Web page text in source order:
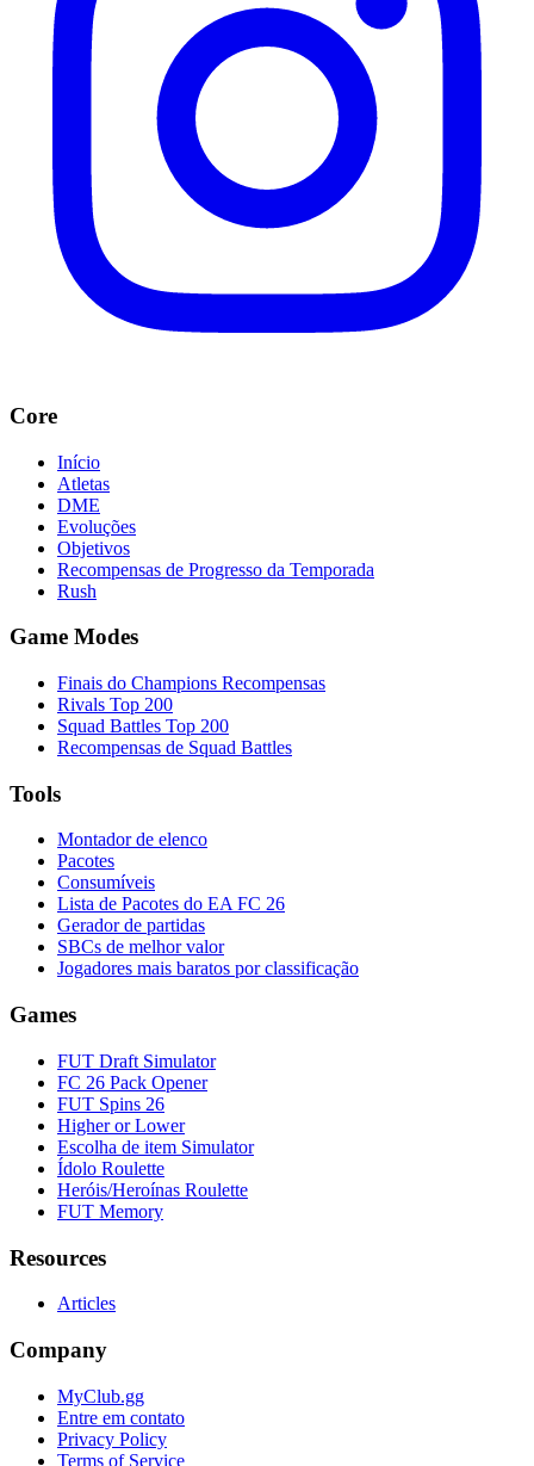
Core
Início
Atletas
DME
Evoluções
Objetivos
Recompensas de Progresso da Temporada
Rush
Game Modes
Finais do Champions Recompensas
Rivals Top 200
Squad Battles Top 200
Recompensas de Squad Battles
Tools
Montador de elenco
Pacotes
Consumíveis
Lista de Pacotes do EA FC 26
Gerador de partidas
SBCs de melhor valor
Jogadores mais baratos por classificação
Games
FUT Draft Simulator
FC 26 Pack Opener
FUT Spins 26
Higher or Lower
Escolha de item Simulator
Ídolo Roulette
Heróis/Heroínas Roulette
FUT Memory
Resources
Articles
Company
MyClub.gg
Entre em contato
Privacy Policy
Terms of Service